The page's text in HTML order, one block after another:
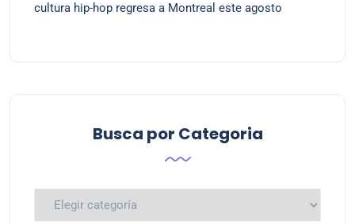
cultura hip-hop regresa a Montreal este agosto
Busca por Categoria